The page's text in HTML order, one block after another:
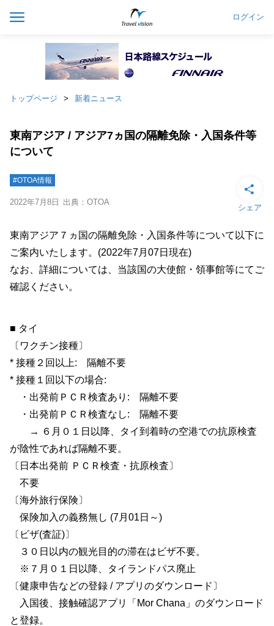
ログイン
トップページ 新着ニュース
東南アジア / アジア7ヵ国の隔離免除・入国条件等
について
#OTOA情報
2022年7月8日 出典：OTOA
シェア
東南アジア７ヵ国の隔離免除・入国条件等について以下に
ご案内いたします。(2022年7月07日現在)
なお、詳細については、当該国の大使館・領事館等にてご
確認ください。
■ タイ
〔ワクチン接種〕
* 接種２回以上: 隔離不要
* 接種１回以下の場合:
・出発前ＰＣＲ検査あり: 隔離不要
・出発前ＰＣＲ検査なし: 隔離不要
→ ６月０１日以降、タイ到着時の空港での抗原検査
が陰性であれば隔離不要。
〔日本出発前 ＰＣＲ検査・抗原検査〕
不要
〔海外旅行保険〕
保険加入の義務無し (7月01日～)
〔ビザ(査証)〕
３０日以内の観光目的の滞在はビザ不要。
※７月０１日以降、タイランドパス廃止
〔健康申告などの登録 / アプリのダウンロード〕
入国後、接触確認アプリ「Mor Chana」のダウンロード
と登録。